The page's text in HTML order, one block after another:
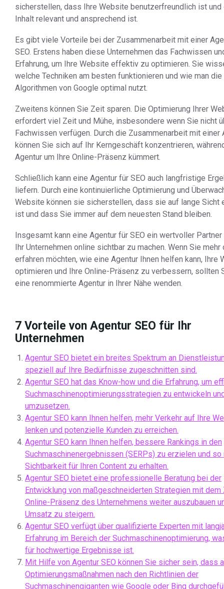
sicherstellen, dass Ihre Website benutzerfreundlich ist und
Inhalt relevant und ansprechend ist.
Es gibt viele Vorteile bei der Zusammenarbeit mit einer
SEO. Erstens haben diese Unternehmen das Fachwissen
Erfahrung, um Ihre Website effektiv zu optimieren. Sie
welche Techniken am besten funktionieren und wie man
Algorithmen von Google optimal nutzt.
Zweitens können Sie Zeit sparen. Die Optimierung Ihrer
erfordert viel Zeit und Mühe, insbesondere wenn Sie nicht
Fachwissen verfügen. Durch die Zusammenarbeit mit einer
können Sie sich auf Ihr Kerngeschäft konzentrieren,
Agentur um Ihre Online-Präsenz kümmert.
Schließlich kann eine Agentur für SEO auch langfristige
liefern. Durch eine kontinuierliche Optimierung und
Website können sie sicherstellen, dass sie auf lange Sicht
ist und dass Sie immer auf dem neuesten Stand bleiben.
Insgesamt kann eine Agentur für SEO ein wertvoller Partner
Ihr Unternehmen online sichtbar zu machen. Wenn Sie mehr
erfahren möchten, wie eine Agentur Ihnen helfen kann, Ihre
optimieren und Ihre Online-Präsenz zu verbessern, sollten
eine renommierte Agentur in Ihrer Nähe wenden.
7 Vorteile von Agentur SEO für Ihr
Unternehmen
Agentur SEO bietet ein breites Spektrum an
speziell auf Ihre Bedürfnisse zugeschnitten sind.
Agentur SEO hat das Know-how und die Erfahrung, um
Suchmaschinenoptimierungsstrategien zu entwickeln
umzusetzen.
Agentur SEO kann Ihnen helfen, mehr Verkehr auf Ihre
lenken und potenzielle Kunden zu erreichen.
Agentur SEO kann Ihnen helfen, bessere Rankings in den
Suchmaschinenergebnissen (SERPs) zu erzielen und so
Sichtbarkeit für Ihren Content zu erhalten.
Agentur SEO bietet eine professionelle Beratung bei der
Entwicklung von maßgeschneiderten Strategien mit dem
Online-Präsenz des Unternehmens weiter auszubauen
Umsatz zu steigern.
Agentur SEO verfügt über qualifizierte Experten mit
Erfahrung im Bereich der Suchmaschinenoptimierung,
für hochwertige Ergebnisse ist.
Mit Hilfe von Agentur SEO können Sie sicher sein, dass
Optimierungsmaßnahmen nach den Richtlinien der
Suchmaschinengiganten wie Google oder Bing